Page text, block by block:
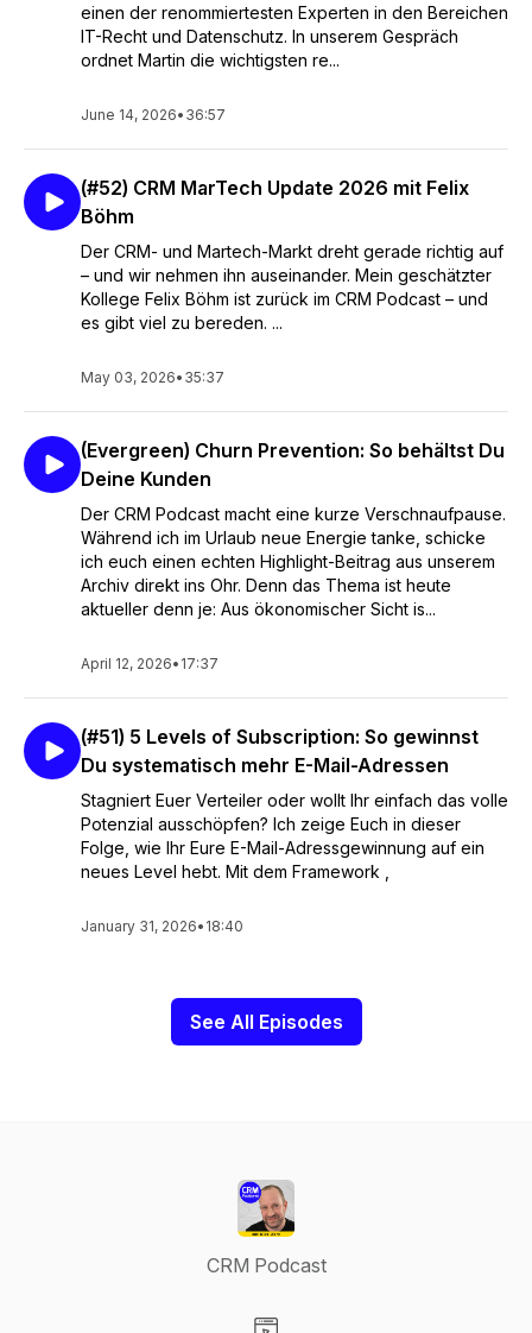
einen der renommiertesten Experten in den Bereichen
IT-Recht und Datenschutz. In unserem Gespräch
ordnet Martin die wichtigsten re...
June 14, 2026• 36:57
(#52) CRM MarTech Update 2026 mit Felix
Böhm
Der CRM- und Martech-Markt dreht gerade richtig auf
– und wir nehmen ihn auseinander. Mein geschätzter
Kollege Felix Böhm ist zurück im CRM Podcast – und
es gibt viel zu bereden. ...
May 03, 2026• 35:37
(Evergreen) Churn Prevention: So behältst Du
Deine Kunden
Der CRM Podcast macht eine kurze Verschnaufpause.
Während ich im Urlaub neue Energie tanke, schicke
ich euch einen echten Highlight-Beitrag aus unserem
Archiv direkt ins Ohr. Denn das Thema ist heute
aktueller denn je: Aus ökonomischer Sicht is...
April 12, 2026• 17:37
(#51) 5 Levels of Subscription: So gewinnst
Du systematisch mehr E-Mail-Adressen
Stagniert Euer Verteiler oder wollt Ihr einfach das volle
Potenzial ausschöpfen? Ich zeige Euch in dieser
Folge, wie Ihr Eure E-Mail-Adressgewinnung auf ein
neues Level hebt. Mit dem Framework ‚
January 31, 2026• 18:40
See All Episodes
CRM Podcast